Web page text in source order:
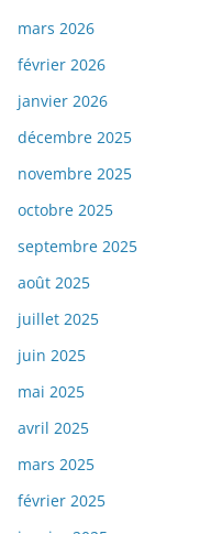
mars 2026
février 2026
janvier 2026
décembre 2025
novembre 2025
octobre 2025
septembre 2025
août 2025
juillet 2025
juin 2025
mai 2025
avril 2025
mars 2025
février 2025